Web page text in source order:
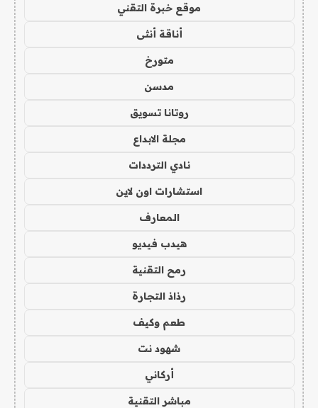
موقع خبرة التقني
أناقة أنثى
متورخ
مدسن
روتانا تسويق
مجلة الابداع
نادي الترددات
استشارات اون لاين
المعارف
هيدب فيديو
رمح التقنية
رذاذ التجارة
طعم وكيف
شهود نت
أركاني
مباشر التقنية